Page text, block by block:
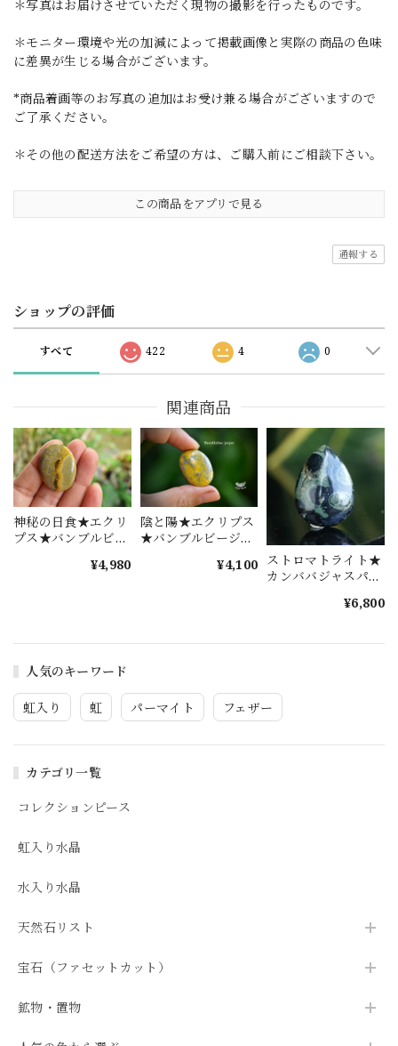
人気のキーワード
虹入り 虹 パーマイト フェザー
カテゴリ一覧
コレクションピース
虹入り水晶
水入り水晶
天然石リスト
宝石（ファセットカット）
鉱物・置物
＊写真はお届けさせていただく現物の撮影を行ったものです。
＊モニター環境や光の加減によって掲載画像と実際の商品の色味
に差異が生じる場合がございます。
*商品着画等のお写真の追加はお受け兼る場合がございますので
ご了承ください。
＊その他の配送方法をご希望の方は、ご購入前にご相談下さい。
この商品をアプリで見る
通報する
ショップの評価
すべて 422 4 0
関連商品
神秘の日食★エクリ
プス★バンブルビー
¥4,980
陰と陽★エクリプス
★バンブルビージャ
¥4,100 ストロマトライト★
カンババジャスパー
¥6,800